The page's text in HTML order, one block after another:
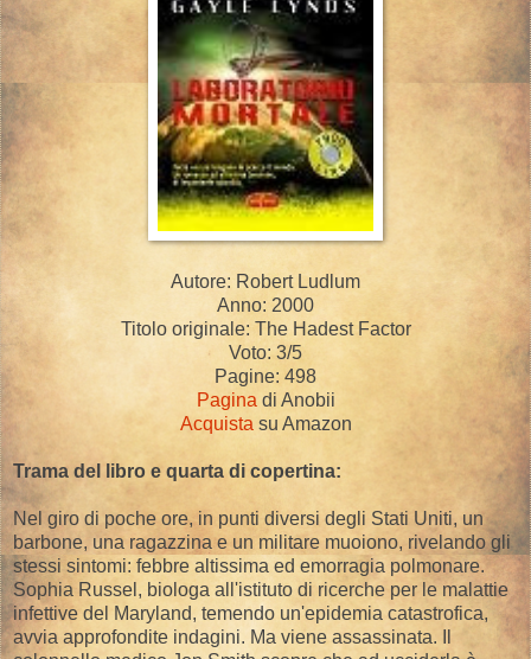
Autore: Robert Ludlum
Anno: 2000
Titolo originale: The Hadest Factor
Voto: 3/5
Pagine: 498
Paginadi Anobii
Acquistasu Amazon
Trama del libro e quarta di copertina:
Nel giro di poche ore, in punti diversi degli Stati Uniti, un
barbone, una ragazzina e un militare muoiono, rivelando gli
stessi sintomi: febbre altissima ed emorragia polmonare.
Sophia Russel, biologa all'istituto di ricerche per le malattie
infettive del Maryland, temendo un'epidemia catastrofica,
avvia approfondite indagini. Ma viene assassinata. Il